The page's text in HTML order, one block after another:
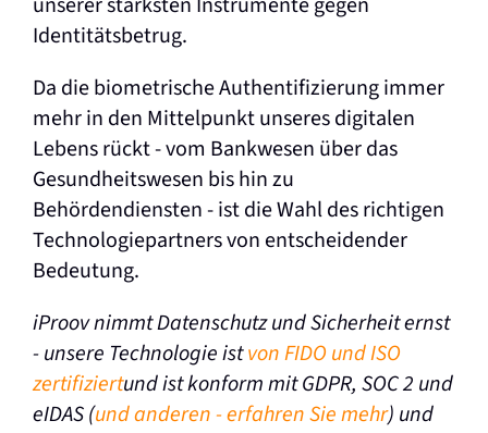
Identitätsbetrug.
Da die biometrische Authentifizierung immer
mehr in den Mittelpunkt unseres digitalen
Lebens rückt - vom Bankwesen über das
Gesundheitswesen bis hin zu
Behördendiensten - ist die Wahl des richtigen
Technologiepartners von entscheidender
Bedeutung.
iProov nimmt Datenschutz und Sicherheit ernst
- unsere Technologie istvon FIDO und ISO
zertifiziertund ist konform mit GDPR, SOC 2 und
eIDAS (und anderen - erfahren Sie mehr) und